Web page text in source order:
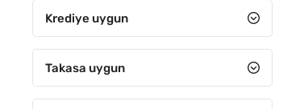
Krediye uygun
Takasa uygun